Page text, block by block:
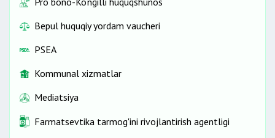
Bepul huquqiy yordam vaucheri
PSEA
Kommunal xizmatlar
Mediatsiya
Farmatsevtika tarmog'ini rivojlantirish agentligi